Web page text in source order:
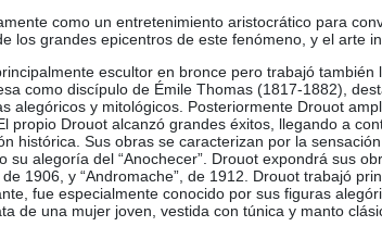
como un entretenimiento aristocrático para
los grandes epicentros de este fenómeno, y el arte
escultor en bronce pero trabajó
como discípulo de Émile Thomas (1817-1882),
alegóricos y mitológicos. Posteriormente Drouot
propio Drouot alcanzó grandes éxitos, llegando a
histórica. Sus obras se caracterizan por la
su alegoría del “Anochecer”. Drouot expondrá
de 1906, y “Andromache”, de 1912. Drouot trabajó
fue especialmente conocido por sus figuras
de una mujer joven, vestida con túnica y manto